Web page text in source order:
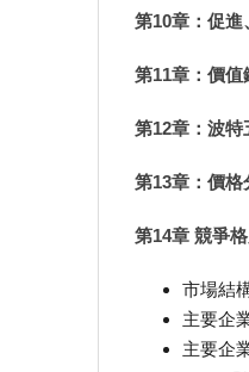
第10章：促進
第11章：價值
第12章：波特
第13章：價格
第14章 競爭
市場結
主要企
主要企